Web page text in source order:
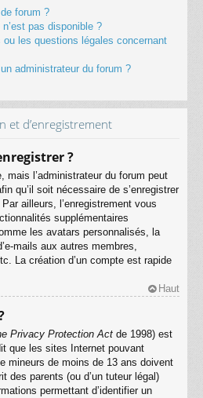
forum ?
pas disponible ?
les questions légales concernant
administrateur du forum ?
et d’enregistrement
?
mais l’administrateur du forum peut
qu’il soit nécessaire de s’enregistrer
ailleurs, l’enregistrement vous
supplémentaires
les avatars personnalisés, la
mails aux autres membres,
La création d’un compte est rapide
Haut
Privacy Protection Act de 1998) est
que les sites Internet pouvant
mineurs de moins de 13 ans doivent
des parents (ou d’un tuteur légal)
permettant d’identifier un